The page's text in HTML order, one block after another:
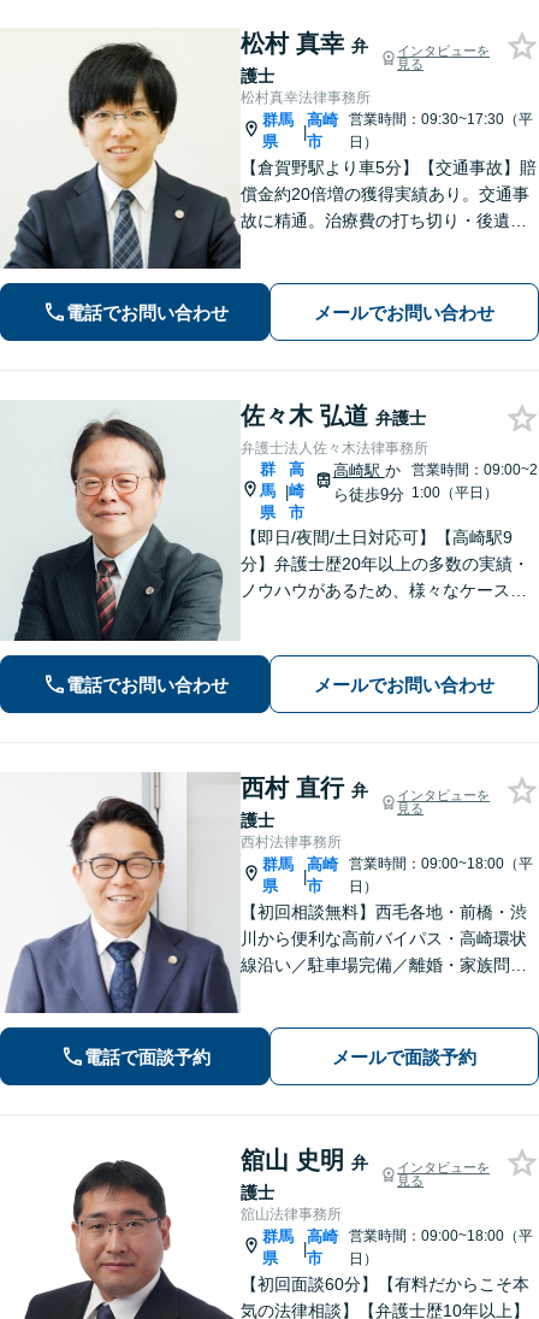
松村 真幸 弁
護士
インタビューを
見る
松村真幸法律事務所
群馬
県
|
高崎
市
営業時間：09:30~17:30（平
日）
【倉賀野駅より車5分】【交通事故】賠
償金約20倍増の獲得実績あり。交通事
故に精通。治療費の打ち切り・後遺障
多数。養育費・財産分与・親権などあ
らゆる問題に丁寧に対応します。
電話でお問い合わせ メールでお問い合わせ
佐々木 弘道 弁護士
弁護士法人佐々木法律事務所
群
馬
県
|
高
崎
市
高崎駅 か
ら徒歩9分
営業時間：09:00~2
1:00（平日）
【即日/夜間/土日対応可】【高崎駅9
分】弁護士歴20年以上の多数の実績・
ノウハウがあるため、様々なケースで
験・ノウハウを活かして共同して取り
組んでいきます。
電話でお問い合わせ メールでお問い合わせ
西村 直行 弁
護士
インタビューを
見る
西村法律事務所
群馬
県
|
高崎
市
営業時間：09:00~18:00（平
日）
【初回相談無料】西毛各地・前橋・渋
川から便利な高前バイパス・高崎環状
線沿い／駐車場完備／離婚・家族問
決実績豊富」／法改正・最新情報に敏
感にアンテナを張り正しい手続で遺産
電話で面談予約 メールで面談予約
舘山 史明 弁
護士
インタビューを
見る
舘山法律事務所
群馬
県
|
高崎
市
営業時間：09:00~18:00（平
日）
【初回面談60分】【有料だからこそ本
気の法律相談】【弁護士歴10年以上】